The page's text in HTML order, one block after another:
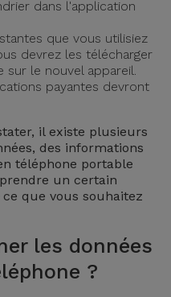
dans l'application
que vous utilisiez
devrez les télécharger
sur le nouvel appareil.
payantes devront
il existe plusieurs
des informations
téléphone portable
un certain
que vous souhaitez
les données
?